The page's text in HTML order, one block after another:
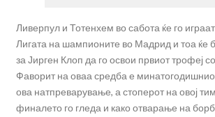
Ливерпул и Тотенхем во сабота ќе го
Лигата на шампионите во Мадрид и тоа ќе
за Јирген Клоп да го освои првиот трофеј
Фаворит на оваа средба е
ова натпреварување, а стоперот на овој
финалето го гледа и како отварање на